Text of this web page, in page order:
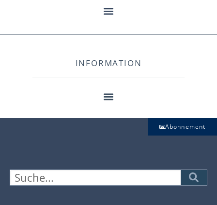
INFORMATION
Abonnement